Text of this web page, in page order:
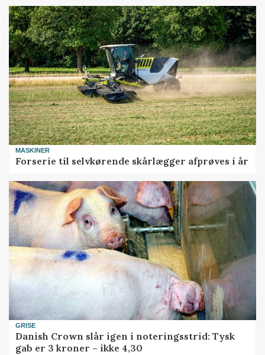
MASKINER
Forserie til selvkørende skårlægger afprøves i år
GRISE
Danish Crown slår igen i noteringsstrid: Tysk
gab er 3 kroner – ikke 4,30